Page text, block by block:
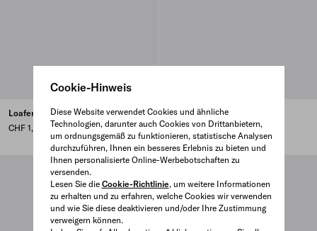
Cookie-Hinweis
Diese Website verwendet Cookies und ähnliche
Technologien, darunter auch Cookies von Drittanbietern,
um ordnungsgemäß zu funktionieren, statistische Analysen
durchzuführen, Ihnen ein besseres Erlebnis zu bieten und
Ihnen personalisierte Online-Werbebotschaften zu
versenden.
Lesen Sie die Cookie-Richtlinie, um weitere Informationen
zu erhalten und zu erfahren, welche Cookies wir verwenden
und wie Sie diese deaktivieren und/oder Ihre Zustimmung
verweigern können.
Loafer aus gebürstetem Leder
CHF 1,030
Loafer aus Leder
CHF 1,140